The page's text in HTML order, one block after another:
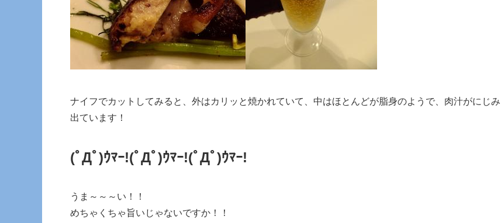
ナイフでカットしてみると、外はカリッと焼かれていて、中はほとんどが脂身のようで、肉汁がにじみ
出ています！
(ﾟДﾟ)ｳﾏｰ!(ﾟДﾟ)ｳﾏｰ!(ﾟДﾟ)ｳﾏｰ!
うま～～～い！！
めちゃくちゃ旨いじゃないですか！！